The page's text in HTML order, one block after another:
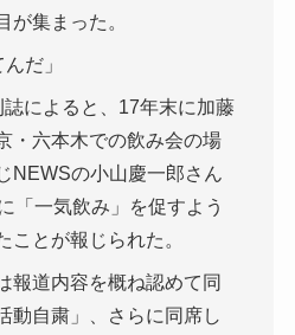
が集まった。
だ」
によると、17年末に加藤
・六本木での飲み会の場
NEWSの小山慶一郎さん
「一気飲み」を促すよう
ことが報じられた。
報道内容を概ね認めて同
動自粛」、さらに同席し